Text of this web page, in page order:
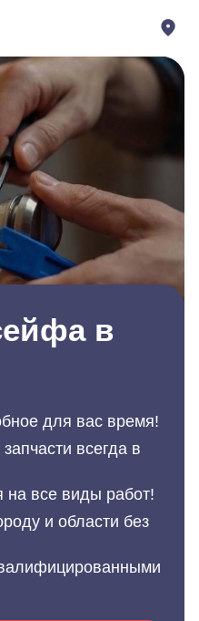
в
для вас время!
всегда в
на все виды работ!
и области без